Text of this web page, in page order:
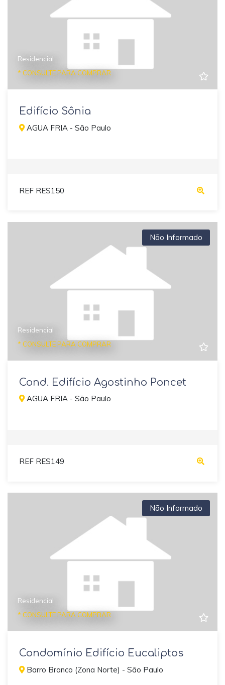
Residencial
* CONSULTE PARA COMPRAR
Edifício Sônia
AGUA FRIA - São Paulo
REF RES150
Não Informado
Residencial
* CONSULTE PARA COMPRAR
Cond. Edifício Agostinho Poncet
AGUA FRIA - São Paulo
REF RES149
Não Informado
Residencial
* CONSULTE PARA COMPRAR
Condomínio Edifício Eucaliptos
Barro Branco (Zona Norte) - São Paulo